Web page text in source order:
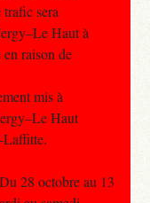
sera
Haut à
raison de
mis à
Haut
Laffitte.
28 octobre au 13